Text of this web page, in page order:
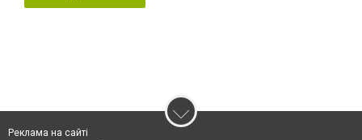
Реклама на сайті